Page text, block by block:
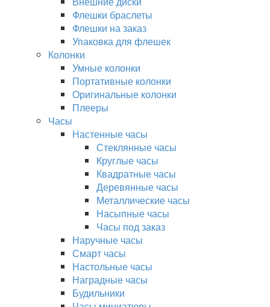
Флешки браслеты
Флешки на заказ
Упаковка для флешек
Колонки
Умные колонки
Портативные колонки
Оригинальные колонки
Плееры
Часы
Настенные часы
Стеклянные часы
Круглые часы
Квадратные часы
Деревянные часы
Металлические часы
Насыпные часы
Часы под заказ
Наручные часы
Смарт часы
Настольные часы
Наградные часы
Будильники